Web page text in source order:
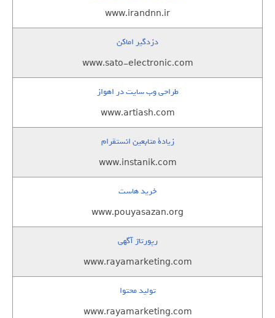
www.irandnn.ir
دزدگیر اماکن
www.sato-electronic.com
طراحی وب سایت در اهواز
www.artiash.com
زيادة متابعين انستقرام
www.instanik.com
خرید هاست
www.pouyasazan.org
رپورتاژ آگهی
www.rayamarketing.com
تولید محتوا
www.rayamarketing.com